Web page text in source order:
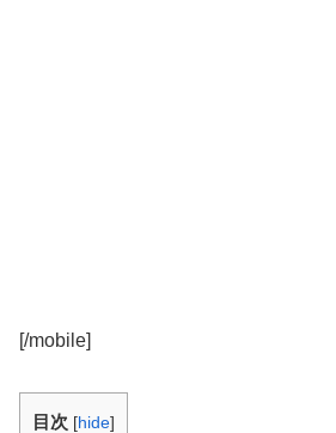
[/mobile]
目次 [hide]